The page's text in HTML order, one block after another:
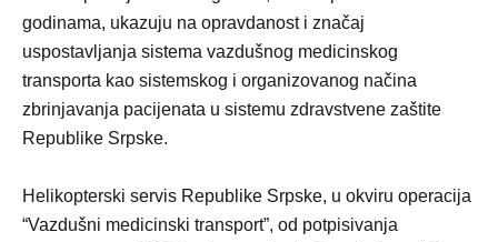
godinama, ukazuju na opravdanost i značaj
uspostavljanja sistema vazdušnog medicinskog
transporta kao sistemskog i organizovanog načina
zbrinjavanja pacijenata u sistemu zdravstvene zaštite
Republike Srpske.
Helikopterski servis Republike Srpske, u okviru operacija
“Vazdušni medicinski transport”, od potpisivanja